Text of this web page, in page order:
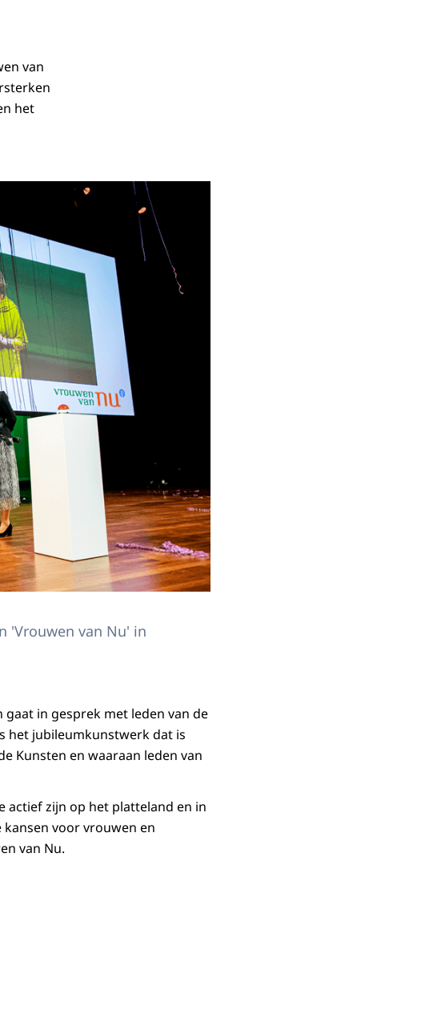
van
het
van Nu in Apeldoorn.
'Vrouwen van Nu' in
in gesprek met leden van de
het jubileumkunstwerk dat is
Kunsten en waaraan leden van
actief zijn op het platteland en in
voor vrouwen en
van Nu.